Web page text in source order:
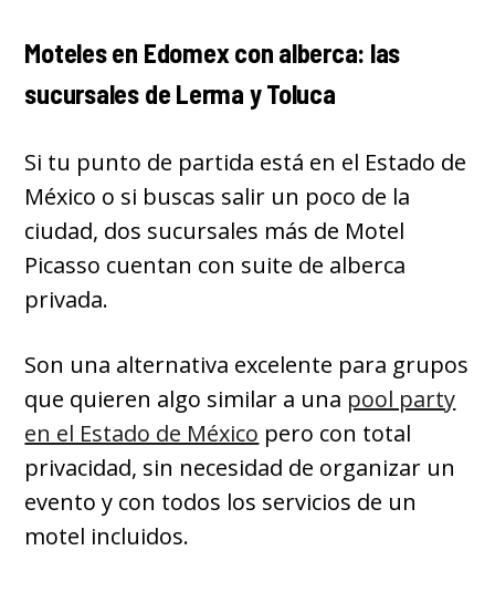
Moteles en Edomex con alberca: las
sucursales de Lerma y Toluca
Si tu punto de partida está en el Estado de
México o si buscas salir un poco de la
ciudad, dos sucursales más de Motel
Picasso cuentan con suite de alberca
privada.
Son una alternativa excelente para grupos
que quieren algo similar a una pool party
en el Estado de México pero con total
privacidad, sin necesidad de organizar un
evento y con todos los servicios de un
motel incluidos.